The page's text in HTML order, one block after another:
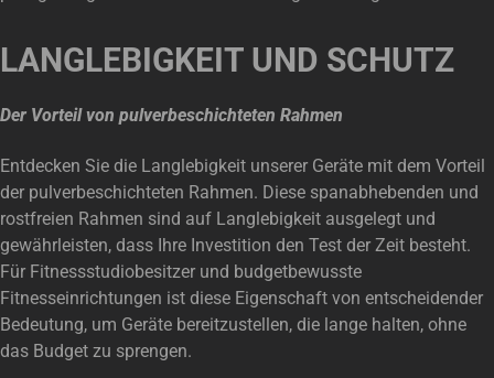
LANGLEBIGKEIT UND SCHUTZ
Der Vorteil von pulverbeschichteten Rahmen
Entdecken Sie die Langlebigkeit unserer Geräte mit dem Vorteil
der pulverbeschichteten Rahmen. Diese spanabhebenden und
rostfreien Rahmen sind auf Langlebigkeit ausgelegt und
gewährleisten, dass Ihre Investition den Test der Zeit besteht.
Für Fitnessstudiobesitzer und budgetbewusste
Fitnesseinrichtungen ist diese Eigenschaft von entscheidender
Bedeutung, um Geräte bereitzustellen, die lange halten, ohne
das Budget zu sprengen.